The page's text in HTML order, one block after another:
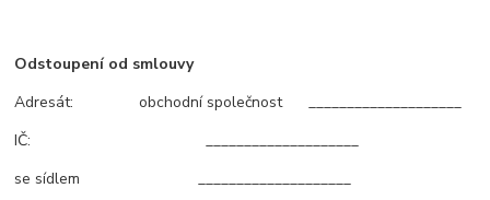
Odstoupení od smlouvy
Adresát: obchodní společnost ____________________
IČ: ____________________
se sídlem ____________________